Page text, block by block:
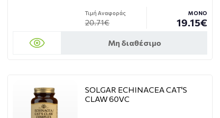
Τιμή Αναφοράς
20.71€
ΜΟΝΟ
19.15€
Μη διαθέσιμο
SOLGAR ECHINACEA CAT'S
CLAW 60VC